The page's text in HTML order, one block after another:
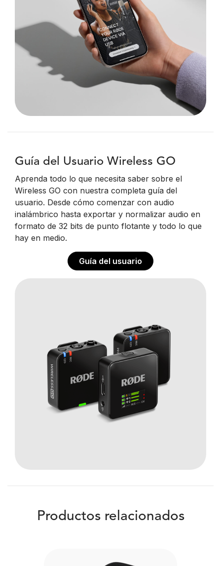
Guía del Usuario Wireless GO
Aprenda todo lo que necesita saber sobre el
Wireless GO con nuestra completa guía del
usuario. Desde cómo comenzar con audio
inalámbrico hasta exportar y normalizar audio en
formato de 32 bits de punto flotante y todo lo que
hay en medio.
Guía del usuario
Productos relacionados